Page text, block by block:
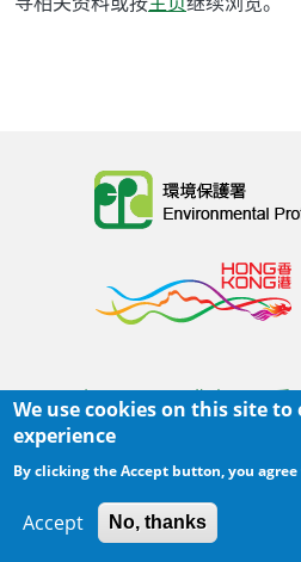
主页 | 网页指南 | 重
Body
覆检日期:
2022-
Body
We use cookies on this site
experience
By clicking the Accept button, you agree
Accept No, thanks